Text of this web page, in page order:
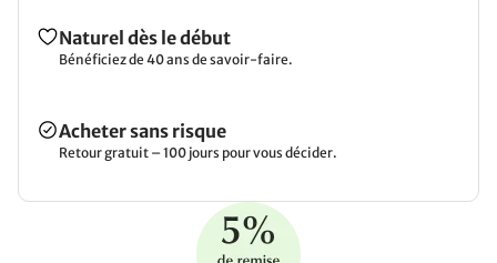
Naturel dès le début
Bénéficiez de 40 ans de savoir-faire.
Acheter sans risque
Retour gratuit – 100 jours pour vous décider.